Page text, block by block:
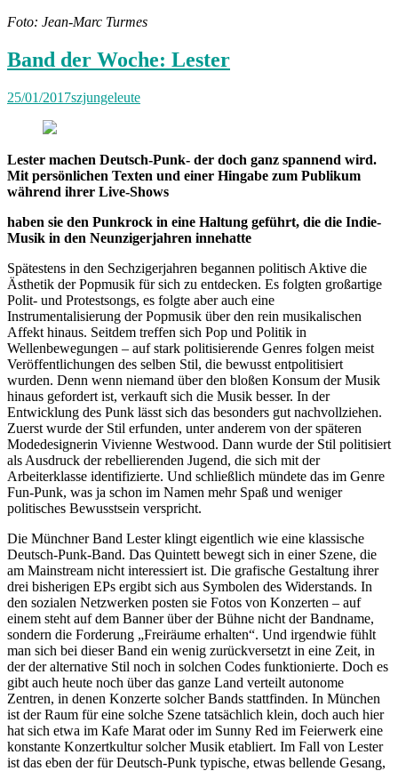
Foto: Jean-Marc Turmes
Band der Woche: Lester
25/01/2017szjungeleute
Lester machen Deutsch-Punk- der doch ganz spannend wird.
Mit persönlichen Texten und einer Hingabe zum Publikum
während ihrer Live-Shows
haben sie den Punkrock in eine Haltung geführt, die die Indie-
Musik in den Neunzigerjahren innehatte
Spätestens in den Sechzigerjahren begannen politisch Aktive die
Ästhetik der Popmusik für sich zu entdecken. Es folgten großartige
Polit- und Protestsongs, es folgte aber auch eine
Instrumentalisierung der Popmusik über den rein musikalischen
Affekt hinaus. Seitdem treffen sich Pop und Politik in
Wellenbewegungen – auf stark politisierende Genres folgen meist
Veröffentlichungen des selben Stil, die bewusst entpolitisiert
wurden. Denn wenn niemand über den bloßen Konsum der Musik
hinaus gefordert ist, verkauft sich die Musik besser. In der
Entwicklung des Punk lässt sich das besonders gut nachvollziehen.
Zuerst wurde der Stil erfunden, unter anderem von der späteren
Modedesignerin Vivienne Westwood. Dann wurde der Stil politisiert
als Ausdruck der rebellierenden Jugend, die sich mit der
Arbeiterklasse identifizierte. Und schließlich mündete das im Genre
Fun-Punk, was ja schon im Namen mehr Spaß und weniger
politisches Bewusstsein verspricht.
Die Münchner Band Lester klingt eigentlich wie eine klassische
Deutsch-Punk-Band. Das Quintett bewegt sich in einer Szene, die
am Mainstream nicht interessiert ist. Die grafische Gestaltung ihrer
drei bisherigen EPs ergibt sich aus Symbolen des Widerstands. In
den sozialen Netzwerken posten sie Fotos von Konzerten – auf
einem steht auf dem Banner über der Bühne nicht der Bandname,
sondern die Forderung „Freiräume erhalten“. Und irgendwie fühlt
man sich bei dieser Band ein wenig zurückversetzt in eine Zeit, in
der der alternative Stil noch in solchen Codes funktionierte. Doch es
gibt auch heute noch über das ganze Land verteilt autonome
Zentren, in denen Konzerte solcher Bands stattfinden. In München
ist der Raum für eine solche Szene tatsächlich klein, doch auch hier
hat sich etwa im Kafe Marat oder im Sunny Red im Feierwerk eine
konstante Konzertkultur solcher Musik etabliert. Im Fall von Lester
ist das eben der für Deutsch-Punk typische, etwas bellende Gesang,